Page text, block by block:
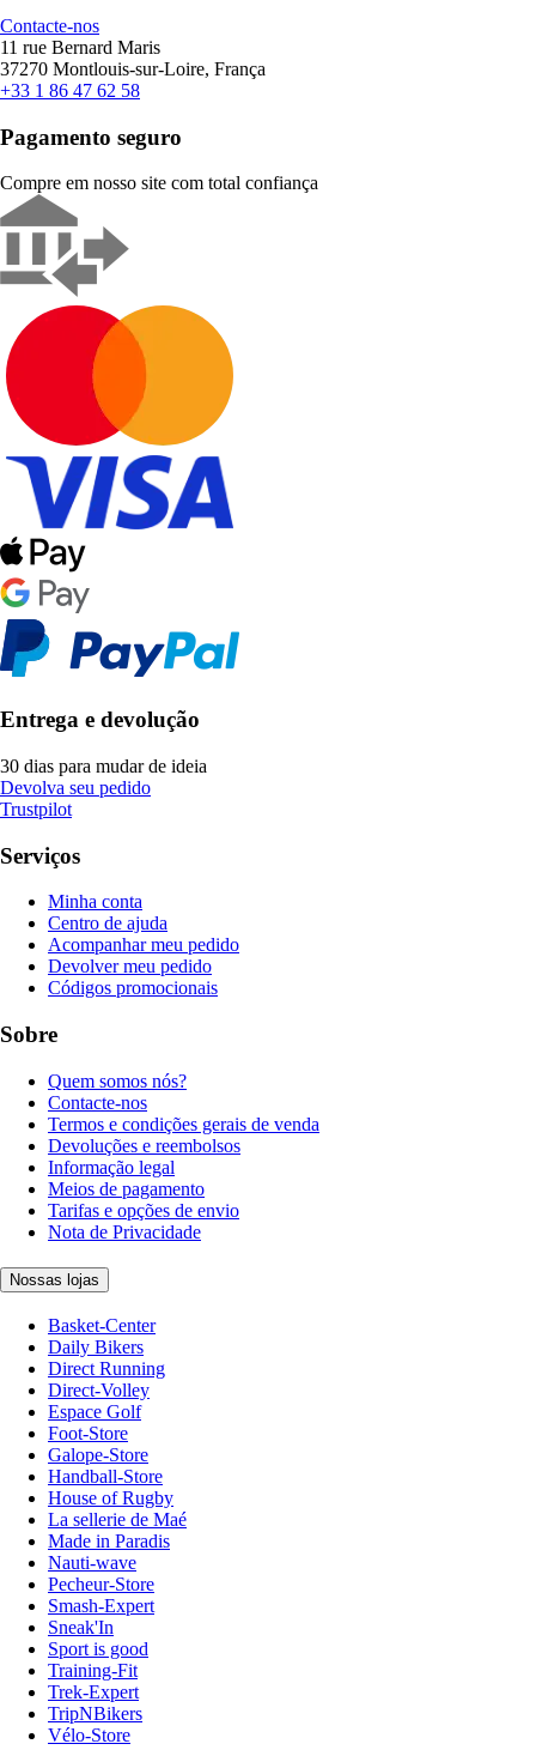
Contacte-nos
11 rue Bernard Maris
37270 Montlouis-sur-Loire, França
+33 1 86 47 62 58
Pagamento seguro
Compre em nosso site com total confiança
Entrega e devolução
30 dias para mudar de ideia
Devolva seu pedido
Trustpilot
Serviços
Minha conta
Centro de ajuda
Acompanhar meu pedido
Devolver meu pedido
Códigos promocionais
Sobre
Quem somos nós?
Contacte-nos
Termos e condições gerais de venda
Devoluções e reembolsos
Informação legal
Meios de pagamento
Tarifas e opções de envio
Nota de Privacidade
Nossas lojas
Basket-Center
Daily Bikers
Direct Running
Direct-Volley
Espace Golf
Foot-Store
Galope-Store
Handball-Store
House of Rugby
La sellerie de Maé
Made in Paradis
Nauti-wave
Pecheur-Store
Smash-Expert
Sneak'In
Sport is good
Training-Fit
Trek-Expert
TripNBikers
Vélo-Store